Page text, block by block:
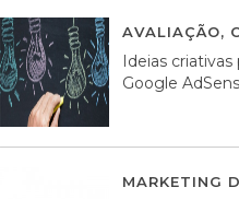
AVALIAÇÃO,
Ideias criativas
Google
MARKETING